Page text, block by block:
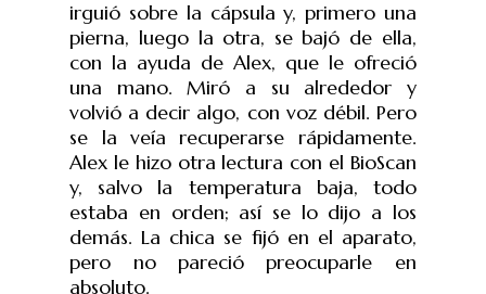
irguió sobre la cápsula y, primero una
pierna, luego la otra, se bajó de ella,
con la ayuda de Alex, que le ofreció
una mano. Miró a su alrededor y
volvió a decir algo, con voz débil. Pero
se la veía recuperarse rápidamente.
Alex le hizo otra lectura con el BioScan
y, salvo la temperatura baja, todo
estaba en orden; así se lo dijo a los
demás. La chica se fijó en el aparato,
pero no pareció preocuparle en
absoluto.